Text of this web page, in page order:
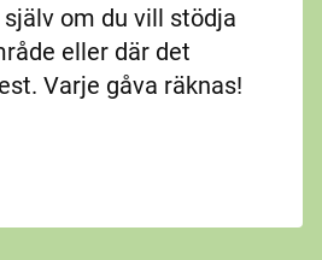
om du vill stödja
eller där det
Varje gåva räknas!